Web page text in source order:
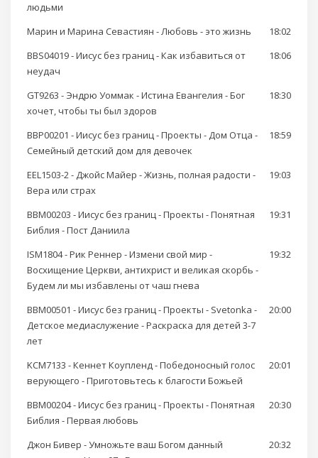
людьми
Марин и Марина Севастиян - Любовь - это жизнь
18:02
BBS04019 - Иисус без границ - Как избавиться от
неудач
18:06
GT9263 - Эндрю Уоммак - Истина Евангелия - Бог
хочет, чтобы ты был здоров
18:30
BBP00201 - Иисус без границ - Проекты - Дом Отца -
Семейный детский дом для девочек
18:59
EEL1503-2 - Джойс Майер - Жизнь, полная радости -
Вера или страх
19:03
BBM00203 - Иисус без границ - Проекты - Понятная
Библия - Пост Даниила
19:31
ISM1804 - Рик Реннер - Измени свой мир -
Восхищение Церкви, антихрист и великая скорбь -
Будем ли мы избавлены от чаш гнева
19:32
BBM00501 - Иисус без границ - Проекты - Svetonka -
Детское медиаслужение - Раскраска для детей 3-7
лет
20:00
KCM7133 - Кеннет Коупленд - Победоносный голос
верующего - Приготовьтесь к благости Божьей
20:01
BBM00204 - Иисус без границ - Проекты - Понятная
Библия - Первая любовь
20:30
Джон Бивер - Умножьте ваш Богом данный
20:32